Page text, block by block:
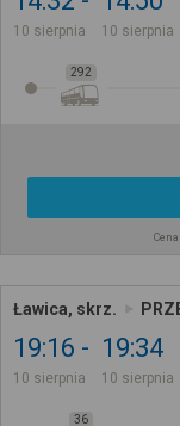
10 sierpnia 10 sierpnia
292
Ławica, skrz.
19:16
10 sierpnia
19:34
10 sierpnia
36